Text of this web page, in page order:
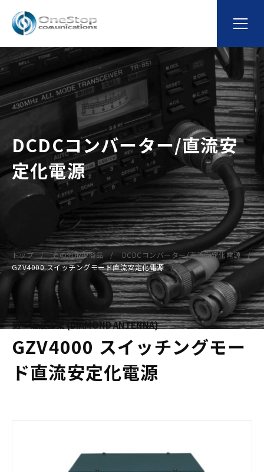
DCDCコンバーター/直流安
定化電源
トップ その他取扱商品
DCDCコンバーター/直流安定化電源
GZV4000 スイッチングモード直流安定化電源
第一電波工業 (DIAMOND ANTENNA)
GZV4000 スイッチングモー
ド直流安定化電源